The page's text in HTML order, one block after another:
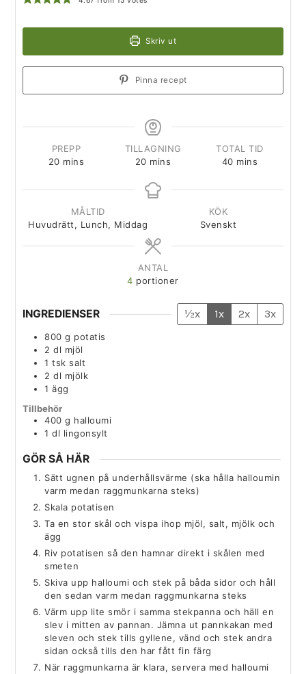
Skriv ut
Pinna recept
PREPP
20 mins
TILLAGNING
20 mins
TOTAL TID
40 mins
MÅLTID
Huvudrätt, Lunch, Middag
KÖK
Svenskt
ANTAL
4 portioner
INGREDIENSER ½x 1x 2x 3x
800 g potatis
2 dl mjöl
1 tsk salt
2 dl mjölk
1 ägg
Tillbehör
400 g halloumi
1 dl lingonsylt
GÖR SÅ HÄR
Sätt ugnen på underhållsvärme (ska hålla halloumin
varm medan raggmunkarna steks)
Skala potatisen
Ta en stor skål och vispa ihop mjöl, salt, mjölk och
ägg
Riv potatisen så den hamnar direkt i skålen med
smeten
Skiva upp halloumi och stek på båda sidor och håll
den sedan varm medan raggmunkarna steks
Värm upp lite smör i samma stekpanna och häll en
slev i mitten av pannan. Jämna ut pannkakan med
sleven och stek tills gyllene, vänd och stek andra
sidan också tills den har fått fin färg
När raggmunkarna är klara, servera med halloumi